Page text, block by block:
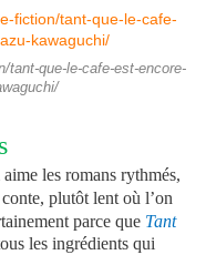
tant-que-le-cafe-est-encore-
les romans rythmés,
plutôt lent où l’on
parce que Tant
les ingrédients qui